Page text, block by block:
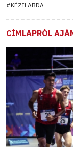
#KÉZILABDA
CÍMLAPRÓL